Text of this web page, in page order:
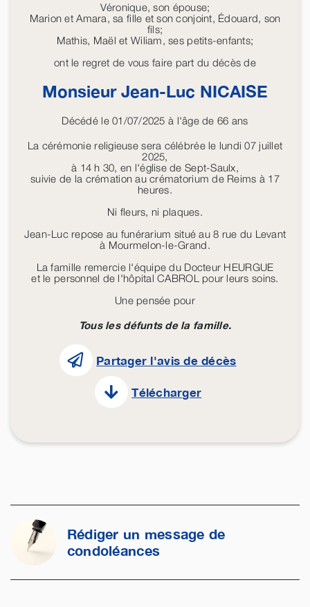
Véronique, son épouse;
Marion et Amara, sa fille et son conjoint, Édouard, son
fils;
Mathis, Maël et Wiliam, ses petits-enfants;
ont le regret de vous faire part du décès de
Monsieur Jean-Luc NICAISE
Décédé le 01/07/2025 à l'âge de 66 ans
La cérémonie religieuse sera célébrée le lundi 07 juillet
2025,
à 14 h 30, en l'église de Sept-Saulx,
suivie de la crémation au crématorium de Reims à 17
heures.
Ni fleurs, ni plaques.
Jean-Luc repose au funérarium situé au 8 rue du Levant
à Mourmelon-le-Grand.
La famille remercie l'équipe du Docteur HEURGUE
et le personnel de l'hôpital CABROL pour leurs soins.
Une pensée pour
Tous les défunts de la famille.
Partager l'avis de décès
Télécharger
Rédiger un message de
condoléances